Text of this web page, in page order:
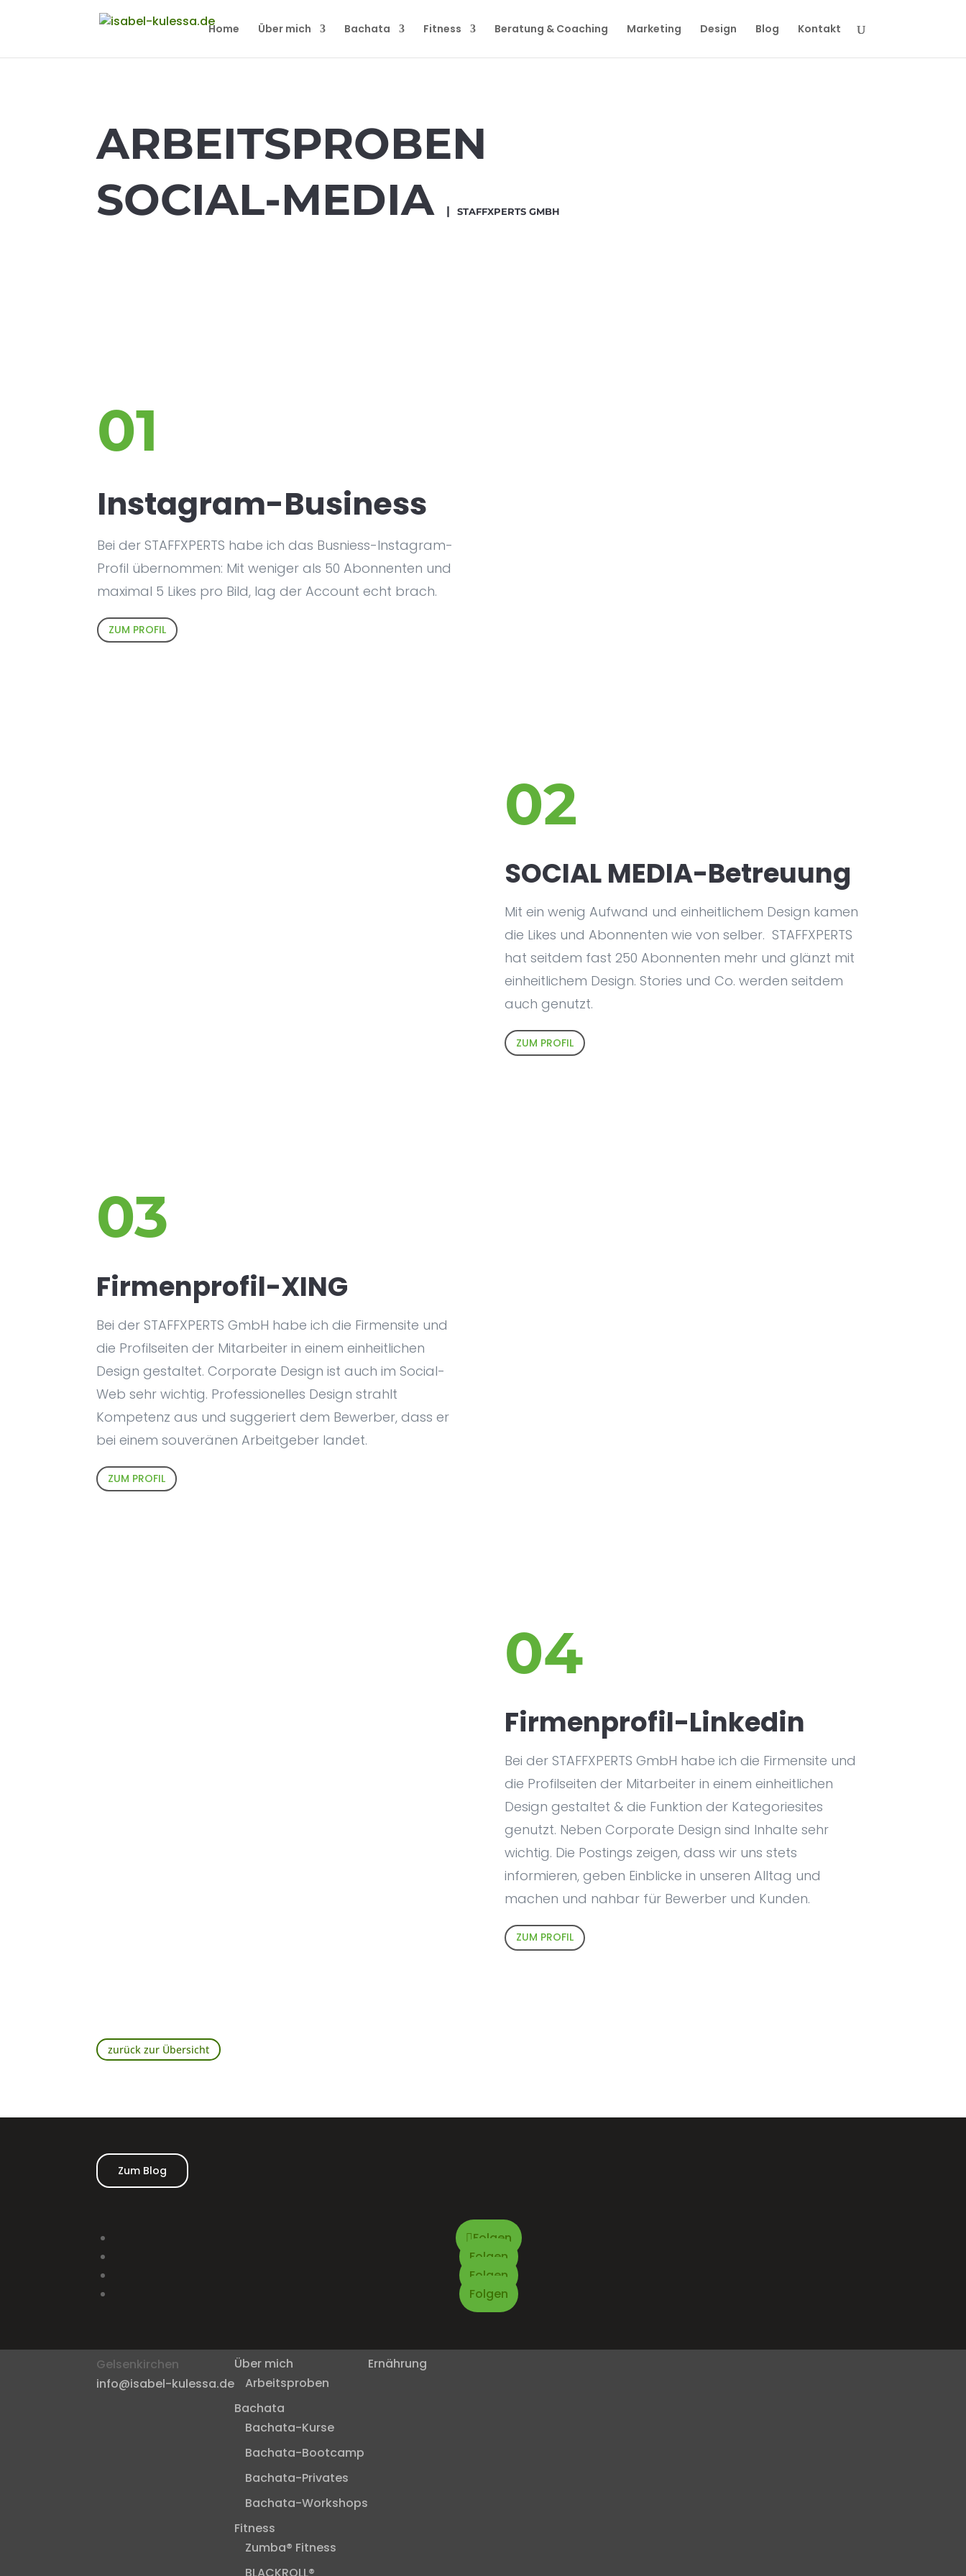
Home Über mich Bachata Fitness Beratung & Coaching Marketing Design Blog Kontakt
ARBEITSPROBEN
SOCIAL-MEDIA
|STAFFXPERTS GMBH
01
Instagram-Business
Bei der STAFFXPERTS habe ich das Busniess-Instagram-
Profil übernommen: Mit weniger als 50 Abonnenten und
maximal 5 Likes pro Bild, lag der Account echt brach.
ZUM PROFIL
02
SOCIAL MEDIA-Betreuung
Mit ein wenig Aufwand und einheitlichem Design kamen
die Likes und Abonnenten wie von selber. STAFFXPERTS
hat seitdem fast 250 Abonnenten mehr und glänzt mit
einheitlichem Design. Stories und Co. werden seitdem
auch genutzt.
ZUM PROFIL
03
Firmenprofil-XING
Bei der STAFFXPERTS GmbH habe ich die Firmensite und
die Profilseiten der Mitarbeiter in einem einheitlichen
Design gestaltet. Corporate Design ist auch im Social-
Web sehr wichtig. Professionelles Design strahlt
Kompetenz aus und suggeriert dem Bewerber, dass er
bei einem souveränen Arbeitgeber landet.
ZUM PROFIL
04
Firmenprofil-Linkedin
Bei der STAFFXPERTS GmbH habe ich die Firmensite und
die Profilseiten der Mitarbeiter in einem einheitlichen
Design gestaltet & die Funktion der Kategoriesites
genutzt. Neben Corporate Design sind Inhalte sehr
wichtig. Die Postings zeigen, dass wir uns stets
informieren, geben Einblicke in unseren Alltag und
machen und nahbar für Bewerber und Kunden.
ZUM PROFIL
zurück zur Übersicht
Zum Blog
Folgen
Folgen
Folgen
Folgen
Gelsenkirchen
info@isabel-kulessa.de
Über mich
Arbeitsproben
Bachata
Bachata-Kurse
Bachata-Bootcamp
Bachata-Privates
Bachata-Workshops
Fitness
Zumba® Fitness
Ernährung